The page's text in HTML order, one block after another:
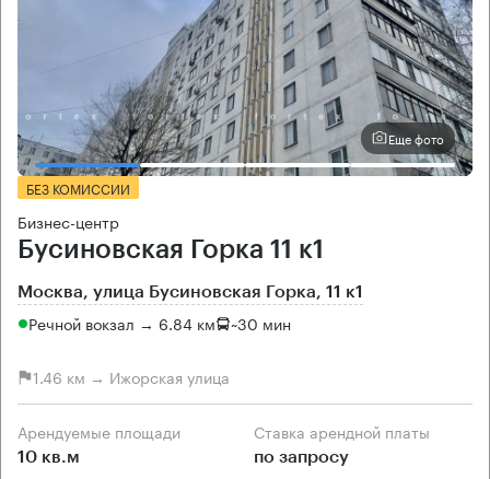
Еще фото
БЕЗ КОМИССИИ
Бизнес-центр
Бусиновская Горка 11 к1
Москва, улица Бусиновская Горка, 11 к1
Речной вокзал → 6.84 км ~30 мин
1.46 км → Ижорская улица
Арендуемые площади
10 кв.м
Ставка арендной платы
по запросу